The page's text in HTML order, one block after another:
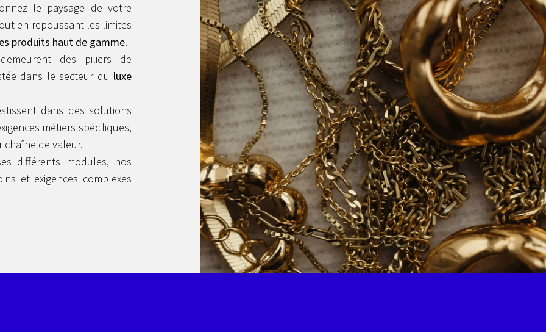
le paysage de votre
en repoussant les limites
produits haut de gamme.
des piliers de
dans le secteur du luxe
dans des solutions
métiers spécifiques,
chaîne de valeur.
différents modules, nos
et exigences complexes